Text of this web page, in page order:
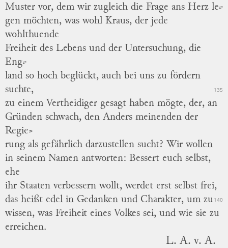
Muster vor, dem wir zugleich die Frage ans Herz le⸗
gen möchten, was wohl Kraus, der jede
wohlthuende
Freiheit des Lebens und der Untersuchung, die
Eng⸗
land so hoch beglückt, auch bei uns zu fördern
suchte,
135
zu einem Vertheidiger gesagt haben mögte, der, an
Gründen schwach, den Anders meinenden der
Regie⸗
rung als gefährlich darzustellen sucht? Wir wollen
in seinem Namen antworten: Bessert euch selbst,
ehe
ihr Staaten verbessern wollt, werdet erst selbst frei,
140
das heißt edel in Gedanken und Charakter, um zu
wissen, was Freiheit eines Volkes sei, und wie sie zu
erreichen.
L. A. v. A.